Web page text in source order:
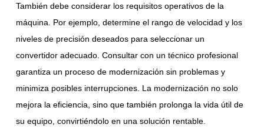
También debe considerar los requisitos operativos de la
máquina. Por ejemplo, determine el rango de velocidad y los
niveles de precisión deseados para seleccionar un
convertidor adecuado. Consultar con un técnico profesional
garantiza un proceso de modernización sin problemas y
minimiza posibles interrupciones. La modernización no solo
mejora la eficiencia, sino que también prolonga la vida útil de
su equipo, convirtiéndolo en una solución rentable.